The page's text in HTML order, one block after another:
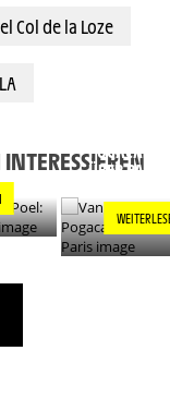
Col de la Loze
POGACAR
ÜBER PARIS